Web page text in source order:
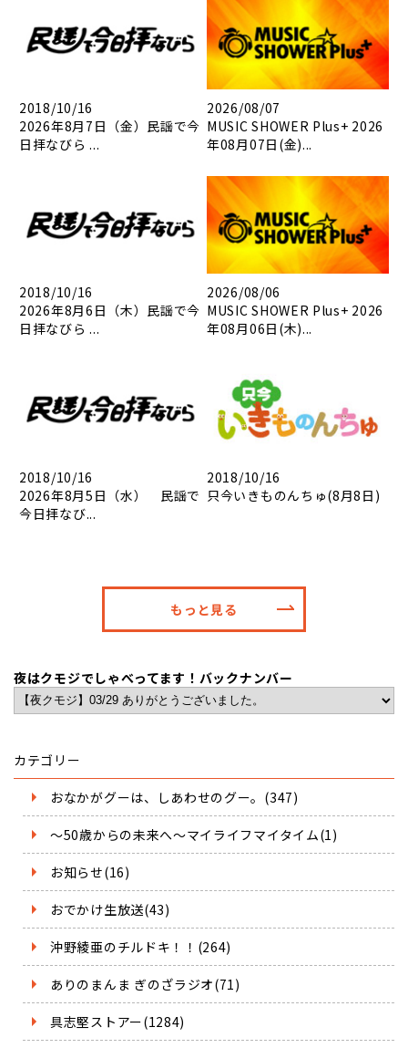
2018/10/16
2026年8月7日（金）民謡で今
日拝なびら ...
2026/08/07
MUSIC SHOWER Plus+ 2026
年08月07日(金)...
2018/10/16
2026年8月6日（木）民謡で今
日拝なびら ...
2026/08/06
MUSIC SHOWER Plus+ 2026
年08月06日(木)...
2018/10/16
2026年8月5日（水） 民謡で
今日拝なび...
2018/10/16
只今いきものんちゅ(8月8日)
もっと見る
夜はクモジでしゃべってます！バックナンバー
カテゴリー
おなかがグーは、しあわせのグー。(347)
～50歳からの未来へ～マイライフマイタイム(1)
お知らせ(16)
おでかけ生放送(43)
沖野綾亜のチルドキ！！(264)
ありのまんま ぎのざラジオ(71)
具志堅ストアー(1284)